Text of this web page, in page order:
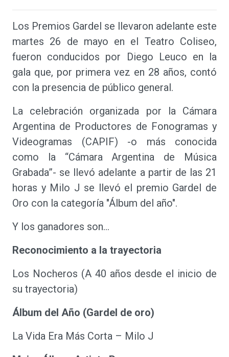
Los Premios Gardel se llevaron adelante este
martes 26 de mayo en el Teatro Coliseo,
fueron conducidos por Diego Leuco en la
gala que, por primera vez en 28 años, contó
con la presencia de público general.
La celebración organizada por la Cámara
Argentina de Productores de Fonogramas y
Videogramas (CAPIF) -o más conocida
como la “Cámara Argentina de Música
Grabada”- se llevó adelante a partir de las 21
horas y Milo J se llevó el premio Gardel de
Oro con la categoría "Álbum del año".
Y los ganadores son…
Reconocimiento a la trayectoria
Los Nocheros (A 40 años desde el inicio de
su trayectoria)
Álbum del Año (Gardel de oro)
La Vida Era Más Corta – Milo J